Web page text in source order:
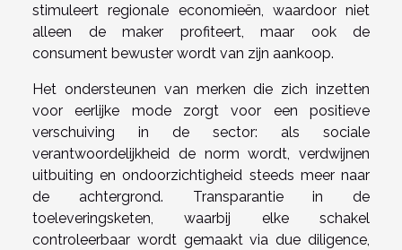
stimuleert regionale economieën, waardoor niet
alleen de maker profiteert, maar ook de
consument bewuster wordt van zijn aankoop.
Het ondersteunen van merken die zich inzetten
voor eerlijke mode zorgt voor een positieve
verschuiving in de sector: als sociale
verantwoordelijkheid de norm wordt, verdwijnen
uitbuiting en ondoorzichtigheid steeds meer naar
de achtergrond. Transparantie in de
toeleveringsketen, waarbij elke schakel
controleerbaar wordt gemaakt via due diligence,